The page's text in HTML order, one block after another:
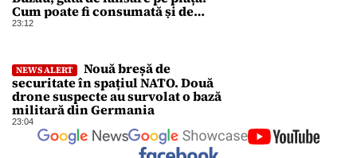
Cum poate fi consumată și de
unde provine soiul
23:12
NEWS ALERT
Nouă breșă de
securitate în spațiul NATO. Două
drone suspecte au survolat o bază
militară din Germania
23:04